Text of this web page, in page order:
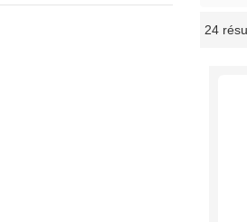
24